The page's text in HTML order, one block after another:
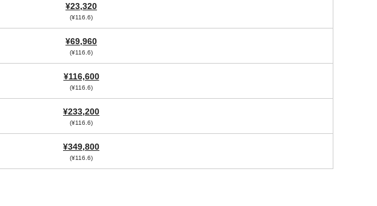
¥23,320
(¥116.6)
¥69,960
(¥116.6)
¥116,600
(¥116.6)
¥233,200
(¥116.6)
¥349,800
(¥116.6)